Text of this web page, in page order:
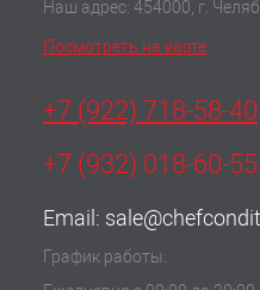
Наш адрес: 454000, г.
Посмотреть на карте
+7 (922) 718-58-40
+7 (932) 018-60-55
Email:
График работы: